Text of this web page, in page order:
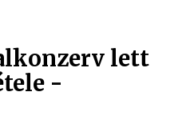
lett
-